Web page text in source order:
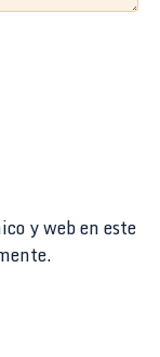
y web en este